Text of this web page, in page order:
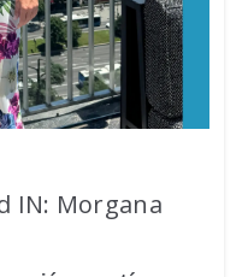
IN: Morgana